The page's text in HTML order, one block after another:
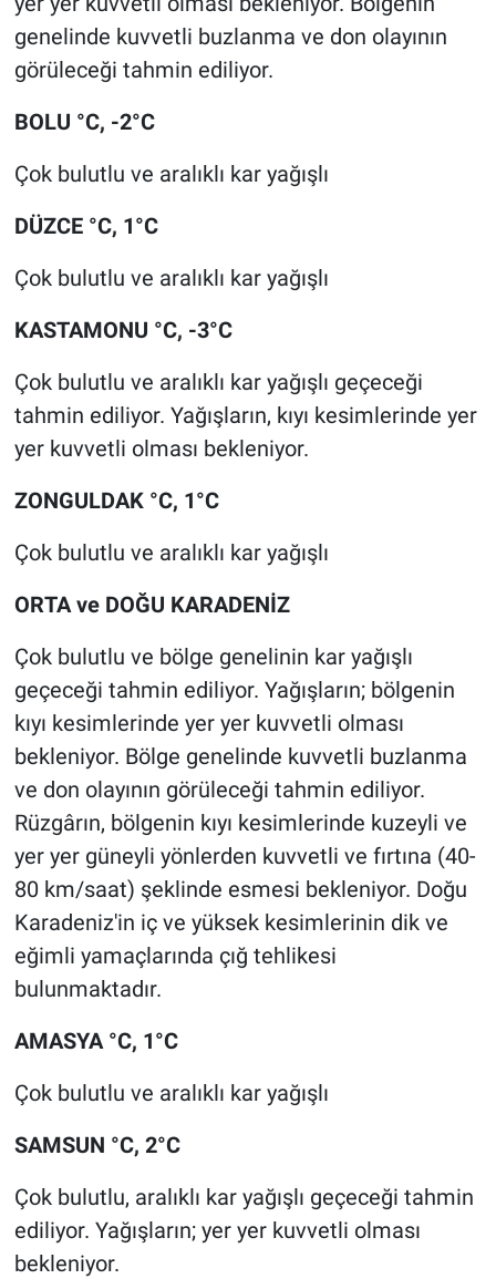
genelinde kuvvetli buzlanma ve don olayının
görüleceği tahmin ediliyor.
BOLU °C, -2°C
Çok bulutlu ve aralıklı kar yağışlı
DÜZCE °C, 1°C
Çok bulutlu ve aralıklı kar yağışlı
KASTAMONU °C, -3°C
Çok bulutlu ve aralıklı kar yağışlı geçeceği
tahmin ediliyor. Yağışların, kıyı kesimlerinde yer
yer kuvvetli olması bekleniyor.
ZONGULDAK °C, 1°C
Çok bulutlu ve aralıklı kar yağışlı
ORTA ve DOĞU KARADENİZ
Çok bulutlu ve bölge genelinin kar yağışlı
geçeceği tahmin ediliyor. Yağışların; bölgenin
kıyı kesimlerinde yer yer kuvvetli olması
bekleniyor. Bölge genelinde kuvvetli buzlanma
ve don olayının görüleceği tahmin ediliyor.
Rüzgârın, bölgenin kıyı kesimlerinde kuzeyli ve
yer yer güneyli yönlerden kuvvetli ve fırtına (40-
80 km/saat) şeklinde esmesi bekleniyor. Doğu
Karadeniz'in iç ve yüksek kesimlerinin dik ve
eğimli yamaçlarında çığ tehlikesi
bulunmaktadır.
AMASYA °C, 1°C
Çok bulutlu ve aralıklı kar yağışlı
SAMSUN °C, 2°C
Çok bulutlu, aralıklı kar yağışlı geçeceği tahmin
ediliyor. Yağışların; yer yer kuvvetli olması
bekleniyor.